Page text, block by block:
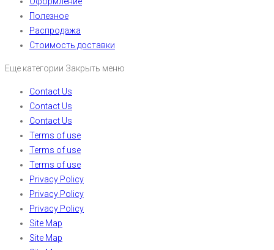
Полезное
Распродажа
Стоимость доставки
Еще категории Закрыть меню
Contact Us
Contact Us
Contact Us
Terms of use
Terms of use
Terms of use
Privacy Policy
Privacy Policy
Privacy Policy
Site Map
Site Map